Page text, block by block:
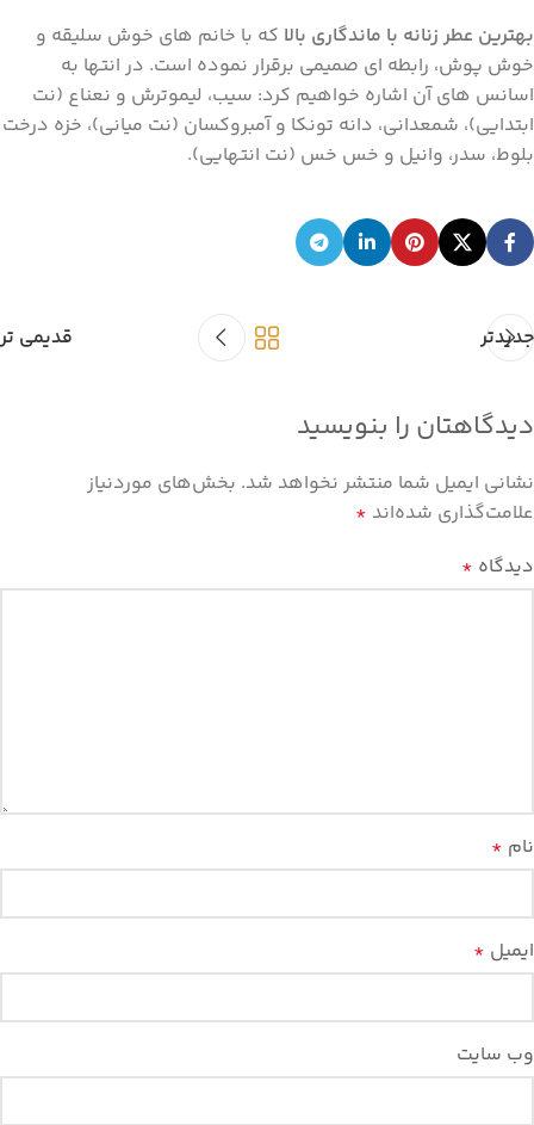
بهترین عطر زنانه با ماندگاری بالا که با خانم های خوش سلیقه و
خوش پوش، رابطه ای صمیمی برقرار نموده است. در انتها به
اسانس های آن اشاره خواهیم کرد: سیب، لیموترش و نعناع (نت
ابتدایی)، شمعدانی، دانه تونکا و آمبروکسان (نت میانی)، خزه درخت
بلوط، سدر، وانیل و خس خس (نت انتهایی).
جدیدتر قدیمی تر
دیدگاهتان را بنویسید
نشانی ایمیل شما منتشر نخواهد شد. بخش‌های موردنیاز
علامت‌گذاری شده‌اند *
دیدگاه *
نام *
ایمیل *
وب‌ سایت